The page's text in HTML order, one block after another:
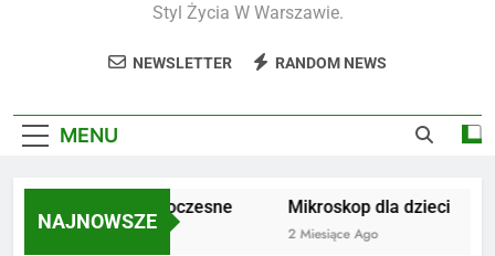
Styl Życia W Warszawie.
NEWSLETTER RANDOM NEWS
MENU
NAJNOWSZE
Dywany nowoczesne
1 Miesiąc Ago
Mikroskop dla dzieci
2 Miesiące Ago